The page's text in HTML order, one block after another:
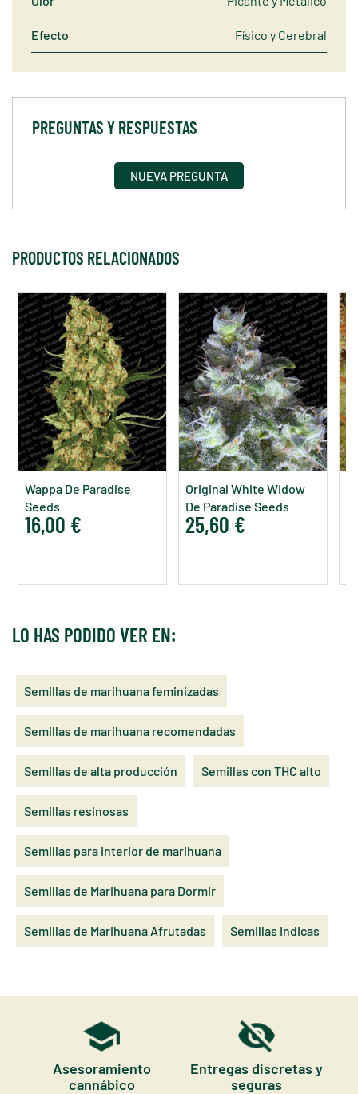
Efecto Físico y Cerebral
PREGUNTAS Y RESPUESTAS
NUEVA PREGUNTA
PRODUCTOS RELACIONADOS
Wappa De Paradise
Seeds
16,00 €
Original White Widow
De Paradise Seeds
25,60 €
LO HAS PODIDO VER EN:
Semillas de marihuana feminizadas
Semillas de marihuana recomendadas
Semillas de alta producción Semillas con THC alto
Semillas resinosas
Semillas para interior de marihuana
Semillas de Marihuana para Dormir
Semillas de Marihuana Afrutadas Semillas Indicas
Asesoramiento
cannábico
Entregas discretas y
seguras